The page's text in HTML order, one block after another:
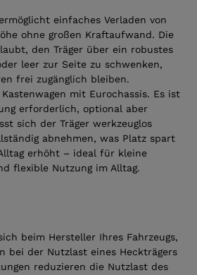
einfaches Verladen von
ohne großen Kraftaufwand. Die
den Träger über ein robustes
leer zur Seite zu schwenken,
frei zugänglich bleiben.
mit Eurochassis. Es ist
erforderlich, optional aber
sich der Träger werkzeuglos
abnehmen, was Platz spart
erhöht – ideal für kleine
flexible Nutzung im Alltag.
beim Hersteller Ihres Fahrzeugs,
bei der Nutzlast eines Heckträgers
reduzieren die Nutzlast des